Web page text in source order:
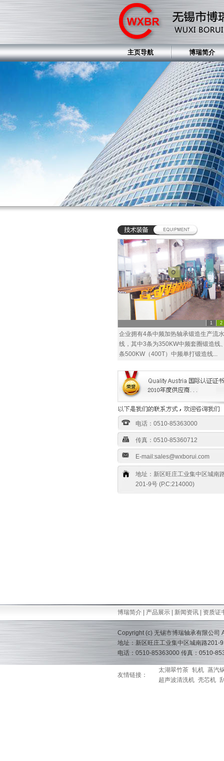
主页导航 博瑞简介
1 2
企业拥有4条中频加热轴承锻造生产流水
线，其中3条为350KW中频套圈锻造线
条500KW（400T）中频单打锻造线...
电话：0510-85363000
传真：0510-85360712
E-mail:sales@wxborui.com
地址：新区旺庄工业集中区城南
201-9号 (P.C:214000)
博瑞简介 产品展示 新闻资讯 资质证
Copyright (c) 无锡市博瑞轴承有限公司
地址：新区旺庄工业集中区城南路201-
电话：0510-85363000 传真：0510-
友情链接：
太湖翠竹茶 轧机 蒸汽
超声波清洗机 壳芯机